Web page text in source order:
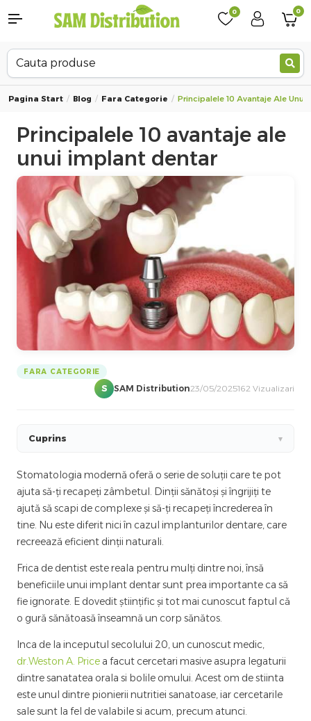
0 0
Pagina Start Blog Fara Categorie Principalele 10 Avantaje Ale Unui
Principalele 10 avantaje ale
unui implant dentar
FARA CATEGORIE
S SAM Distribution23/05/2025162 Vizualizari
Cuprins ▾
Stomatologia modernă oferă o serie de soluții care te pot
ajuta să-ți recapeți zâmbetul. Dinții sănătoși și îngrijiți te
ajută să scapi de complexe și să-ți recapeți încrederea în
tine. Nu este diferit nici în cazul implanturilor dentare, care
recreează eficient dinții naturali.
Frica de dentist este reala pentru mulți dintre noi, însă
beneficiile unui implant dentar sunt prea importante ca să
fie ignorate. E dovedit științific și tot mai cunoscut faptul că
o gură sănătoasă înseamnă un corp sănătos.
Inca de la inceputul secolului 20, un cunoscut medic,
dr.Weston A. Price a facut cercetari masive asupra legaturii
dintre sanatatea orala si bolile omului. Acest om de stiinta
este unul dintre pionierii nutritiei sanatoase, iar cercetarile
sale sunt la fel de valabile si acum, precum atunci.